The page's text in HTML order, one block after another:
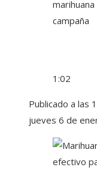
1:02
Publicado a las
jueves 6 de